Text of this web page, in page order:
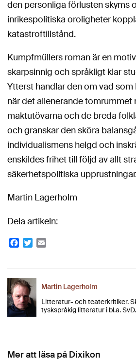
den personliga förlusten skyms
inrikespolitiska oroligheter
katastroftillstånd.
Kumpfmüllers roman är en
skarpsinnig och språkligt klar
Ytterst handlar den om vad
när det alienerande tomrummet
maktutövarna och de breda
och granskar den sköra
individualismens helgd och
enskildes frihet till följd av allt
säkerhetspolitiska
Martin Lagerholm
Dela artikeln:
Facebook
Twitter
Martin Lagerholm
Litteratur- och teaterkritiker.
tyskspråkig litteratur i bl.a. SvD.
Mer att läsa på Dixikon